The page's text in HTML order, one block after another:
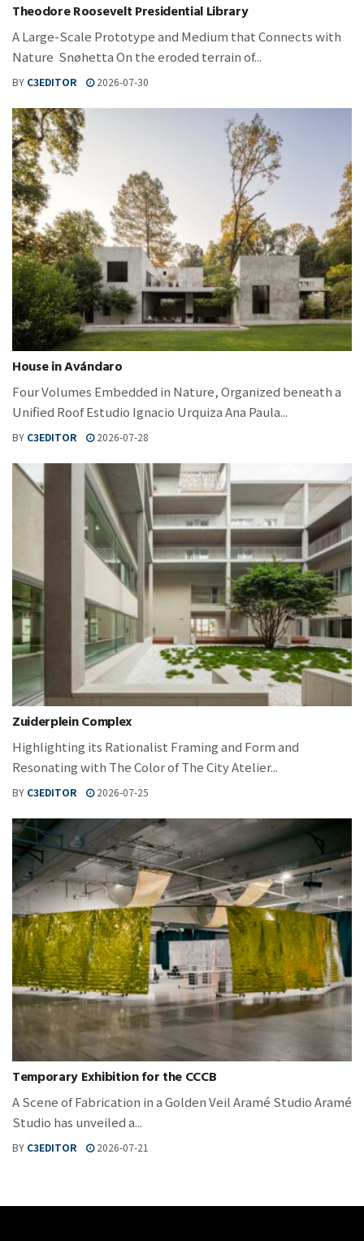
Theodore Roosevelt Presidential Library
A Large-Scale Prototype and Medium that Connects with
Nature Snøhetta On the eroded terrain of...
BY C3EDITOR 2026-07-30
House in Avándaro
Four Volumes Embedded in Nature, Organized beneath a
Unified Roof Estudio Ignacio Urquiza Ana Paula...
BY C3EDITOR 2026-07-28
Zuiderplein Complex
Highlighting its Rationalist Framing and Form and
Resonating with The Color of The City Atelier...
BY C3EDITOR 2026-07-25
Temporary Exhibition for the CCCB
A Scene of Fabrication in a Golden Veil Aramé Studio Aramé
Studio has unveiled a...
BY C3EDITOR 2026-07-21